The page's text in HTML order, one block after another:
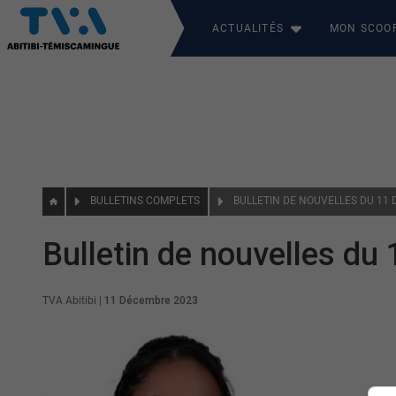
ACTUALITÉS MON
BULLETINS COMPLETS BULLETIN DE NOUVELLES DU 11
Bulletin de nouvelles du
TVA Abitibi 11 Décembre 2023